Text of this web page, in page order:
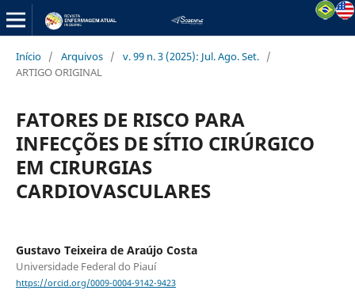
Início / Arquivos / v. 99 n. 3 (2025): Jul. Ago. Set. /
ARTIGO ORIGINAL
FATORES DE RISCO PARA
INFECÇÕES DE SÍTIO CIRÚRGICO
EM CIRURGIAS
CARDIOVASCULARES
Gustavo Teixeira de Araújo Costa
Universidade Federal do Piauí
https://orcid.org/0009-0004-9142-9423